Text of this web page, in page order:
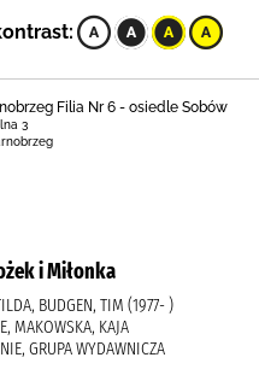
Filia Nr 6 - osiedle Sobów
3
i Miłonka
BUDGEN, TIM (1977- )
MAKOWSKA, KAJA
GRUPA WYDAWNICZA